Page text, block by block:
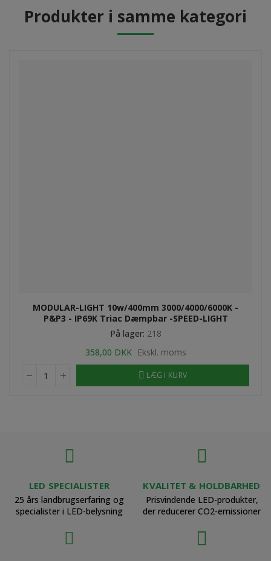
Produkter i samme kategori
MODULAR-LIGHT 10w/400mm 3000/4000/6000K -
P&P3 - IP69K Triac Dæmpbar -SPEED-LIGHT
På lager: 218
358,00 DKK Ekskl. moms
LÆG I KURV
LED SPECIALISTER
25 års landbrugserfaring og
specialister i LED-belysning
KVALITET & HOLDBARHED
Prisvindende LED-produkter,
der reducerer CO2-emissioner